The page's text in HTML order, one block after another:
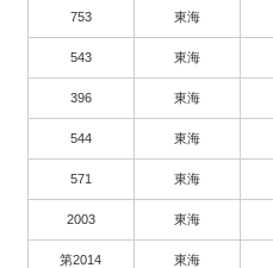
753 東海
543 東海
396 東海
544 東海
571 東海
2003 東海
第2014 東海